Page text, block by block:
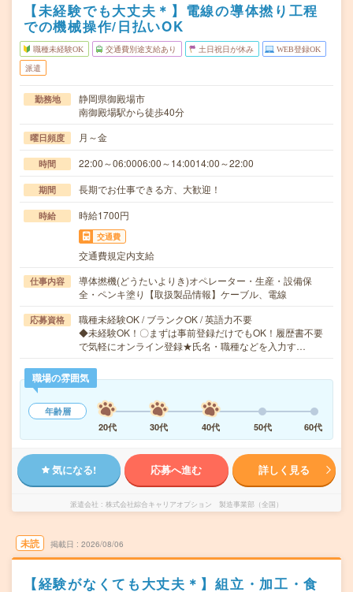
【未経験でも大丈夫＊】電線の導体撚り工程
での機械操作/日払いOK
職種未経験OK 交通費別途支給あり 土日祝日が休み WEB登録OK
派遣
勤務地
静岡県御殿場市
南御殿場駅から徒歩40分
曜日頻度 月～金
時間 22:00～06:0006:00～14:0014:00～22:00
期間 長期でお仕事できる方、大歓迎！
時給 時給1700円
交通費
交通費規定内支給
仕事内容
導体撚機(どうたいよりき)オペレーター・生産・設備保
全・ペンキ塗り【取扱製品情報】ケーブル、電線
応募資格
職種未経験OK / ブランクOK / 英語力不要
◆未経験OK！〇まずは事前登録だけでもOK！履歴書不要
で気軽にオンライン登録★氏名・職種などを入力す…
職場の雰囲気
年齢層
20代
30代 40代 50代 60代
気になる! 応募へ進む 詳しく見る
派遣会社 株式会社綜合キャリアオプション 製造事業部（全国）
未読 掲載日 2026/08/06
【経験がなくても大丈夫＊】組立・加工・食